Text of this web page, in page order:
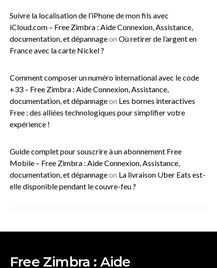
Suivre la localisation de l’iPhone de mon fils avec
iCloud.com – Free Zimbra : Aide Connexion, Assistance,
documentation, et dépannageon Où retirer de l’argent en
France avec la carte Nickel ?
Comment composer un numéro international avec le code
+33 – Free Zimbra : Aide Connexion, Assistance,
documentation, et dépannageon Les bornes interactives
Free : des alliées technologiques pour simplifier votre
expérience !
Guide complet pour souscrire à un abonnement Free
Mobile – Free Zimbra : Aide Connexion, Assistance,
documentation, et dépannageon La livraison Uber Eats est-
elle disponible pendant le couvre-feu ?
Free Zimbra : Aide